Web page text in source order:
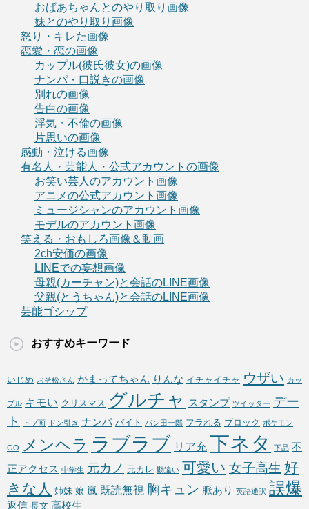
おばあちゃんとのやり取り画像
妹とのやり取り画像
怒り・キレた画像
恋愛・恋の画像
カップル(彼氏彼女)の画像
ナンパ・口説きの画像
別れの画像
告白の画像
浮気・不倫の画像
片思いの画像
感動・泣ける画像
有名人・芸能人・公式アカウントの画像
お笑い芸人のアカウント画像
アニメの公式アカウント画像
ミュージシャンのアカウント画像
モデルのアカウント画像
笑える・おもしろ画像＆動画
2ch安価の画像
LINEでの妄想画像
母親(カーチャン)と会話のLINE画像
父親(とうちゃん)と会話のLINE画像
芸能ゴシップ
おすすめキーワード
いじめ おそ松さん かまってちゃん りんな イチャイチャ ウザい カッ
プル キモい クリスマス グルチャ スタンプ ツイッター デー
ト
トプ画 ドン引き ナンパ バイト パン田一郎 フラれる ブロック ポケモン
GO メンヘラ ラブラブ リア充 下ネタ 下品 不
正アクセス 中学生 元カノ 元カレ 勘違い 可愛い 女子高生 好
きな人 姉妹 娘 嵐 既読無視 胸キュン 脈あり 英語通訳 誤爆
返信 長文 高校生